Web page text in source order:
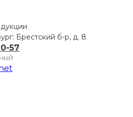
Брестский б-р, д. 8
57